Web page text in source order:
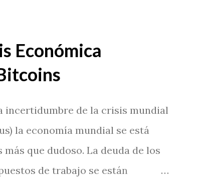
que la casa puede estar
o fenómenos paranormales y
llegando hasta un 50 % si en el
suicidios. Desde mi punto de
y si en un lugar ha sucedido algo
una energía...
Económica
incertidumbre de la crisis mundial
la economía mundial se está
que dudoso. La deuda de los
de trabajo se están